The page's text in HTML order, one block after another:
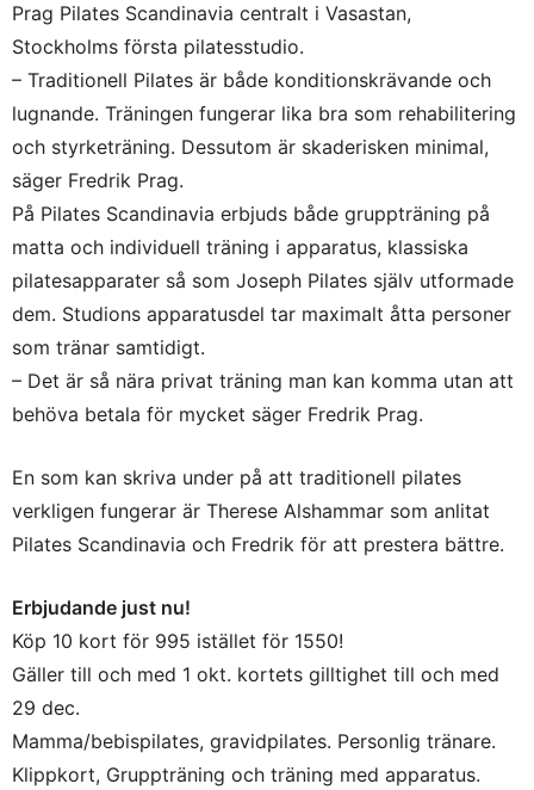
Prag Pilates Scandinavia centralt i Vasastan,
Stockholms första pilatesstudio.
– Traditionell Pilates är både konditionskrävande och
lugnande. Träningen fungerar lika bra som rehabilitering
och styrketräning. Dessutom är skaderisken minimal,
säger Fredrik Prag.
På Pilates Scandinavia erbjuds både gruppträning på
matta och individuell träning i apparatus, klassiska
pilatesapparater så som Joseph Pilates själv utformade
dem. Studions apparatusdel tar maximalt åtta personer
som tränar samtidigt.
– Det är så nära privat träning man kan komma utan att
behöva betala för mycket säger Fredrik Prag.
En som kan skriva under på att traditionell pilates
verkligen fungerar är Therese Alshammar som anlitat
Pilates Scandinavia och Fredrik för att prestera bättre.
Erbjudande just nu!
Köp 10 kort för 995 istället för 1550!
Gäller till och med 1 okt. kortets gilltighet till och med
29 dec.
Mamma/bebispilates, gravidpilates. Personlig tränare.
Klippkort, Gruppträning och träning med apparatus.